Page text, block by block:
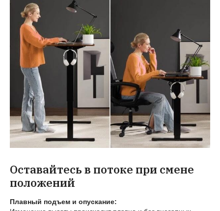
Оставайтесь в потоке при смене
положений
Плавный подъем и опускание: